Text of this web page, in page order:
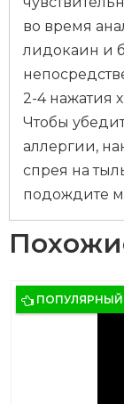
во время
лидокаин и
2-4 нажатия
Чтобы
аллергии,
спрея на
подождите
ПОПУЛЯРНЫЙ